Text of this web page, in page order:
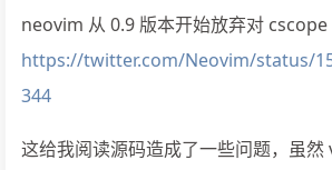
neovim 从 0.9 版本开始放弃对 cscope
https://twitter.com/Neovim/status/
344
这给我阅读源码造成了一些问题，虽然